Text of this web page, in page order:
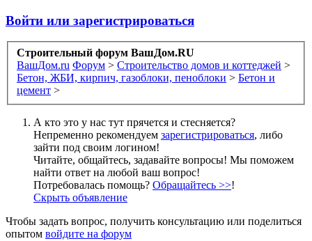
Войти или зарегистрироваться
Строительный форум ВашДом.RU
ВашДом.ru Форум > Строительство домов и коттеджей >
Бетон, ЖБИ, кирпич, газоблоки, пеноблоки > Бетон и
цемент >
А кто это у нас тут прячется и стесняется?
Непременно рекомендуем зарегистрироваться, либо
зайти под своим логином!
Читайте, общайтесь, задавайте вопросы! Мы поможем
найти ответ на любой ваш вопрос!
Потребовалась помощь? Обращайтесь >>!
Скрыть объявление
Чтобы задать вопрос, получить консультацию или поделиться
опытом войдите на форум